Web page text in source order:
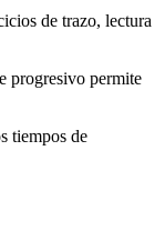
de trazo, lectura
progresivo permite
tiempos de